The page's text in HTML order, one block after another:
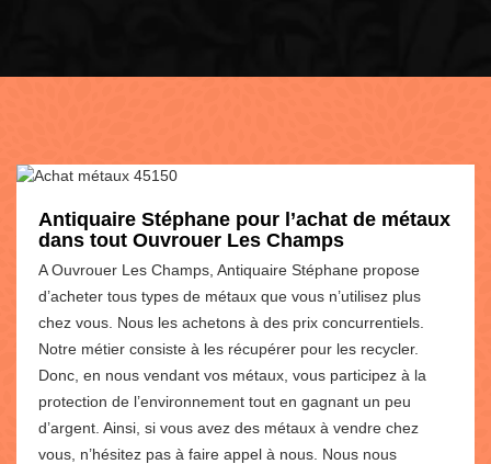
Antiquaire Stéphane pour l’achat de métaux
dans tout Ouvrouer Les Champs
A Ouvrouer Les Champs, Antiquaire Stéphane propose
d’acheter tous types de métaux que vous n’utilisez plus
chez vous. Nous les achetons à des prix concurrentiels.
Notre métier consiste à les récupérer pour les recycler.
Donc, en nous vendant vos métaux, vous participez à la
protection de l’environnement tout en gagnant un peu
d’argent. Ainsi, si vous avez des métaux à vendre chez
vous, n’hésitez pas à faire appel à nous. Nous nous